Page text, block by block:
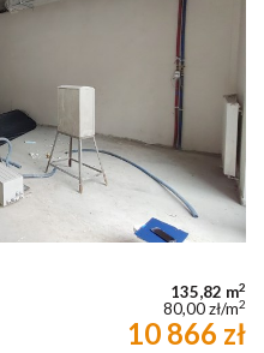
135,82 m2
80,00 zł/m2
10 866 zł